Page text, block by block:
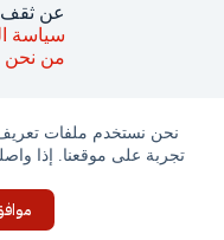
نحن نستخدم ملفات تعريف
تجربة على موقعنا. إذا
جميع الحقوق
عن
سياسة
من نحن